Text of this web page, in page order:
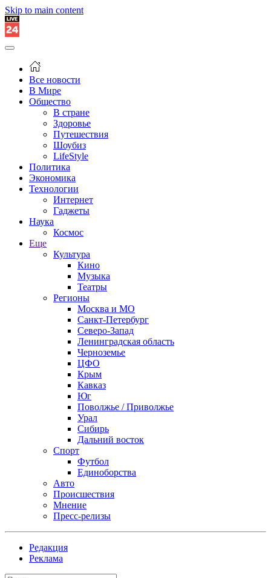
Skip to main content
Все новости
В Мире
Общество
В стране
Здоровье
Путешествия
Шоубиз
LifeStyle
Политика
Экономика
Технологии
Интернет
Гаджеты
Наука
Космос
Еще
Культура
Кино
Музыка
Театры
Регионы
Москва и МО
Санкт-Петербург
Северо-Запад
Ленинградская область
Черноземье
ЦФО
Крым
Кавказ
Юг
Поволжье / Приволжье
Урал
Сибирь
Дальний восток
Спорт
Футбол
Единоборства
Авто
Происшествия
Мнение
Пресс-релизы
Редакция
Реклама